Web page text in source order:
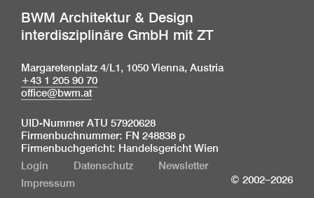
BWM Architektur & Design
interdisziplinäre GmbH mit ZT
Margaretenplatz 4/L1, 1050 Vienna, Austria
+43 1 205 90 70
office@bwm.at
UID-Nummer ATU 57920628
Firmenbuchnummer: FN 248838 p
Firmenbuchgericht: Handelsgericht Wien
Login
Datenschutz
Newsletter
Impressum
© 2002–2026